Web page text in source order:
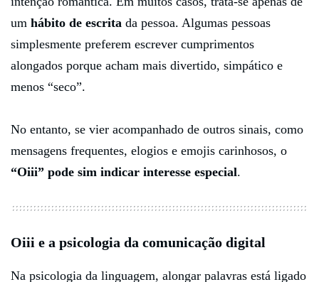
um hábito de escrita da pessoa. Algumas pessoas
simplesmente preferem escrever cumprimentos
alongados porque acham mais divertido, simpático e
menos “seco”.
No entanto, se vier acompanhado de outros sinais, como
mensagens frequentes, elogios e emojis carinhosos, o
“Oiii” pode sim indicar interesse especial.
Oiii e a psicologia da comunicação digital
Na psicologia da linguagem, alongar palavras está ligado